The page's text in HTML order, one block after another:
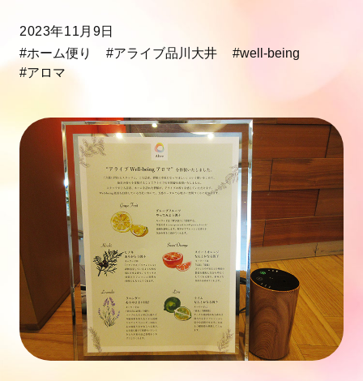
2023年11月9日
#ホーム便り
#アライブ品川大井
#well-being
#アロマ